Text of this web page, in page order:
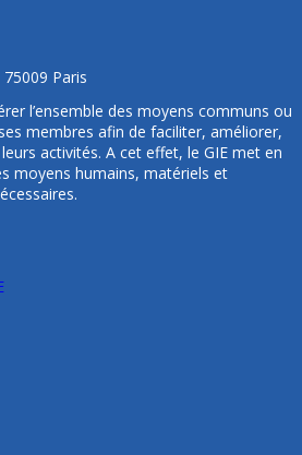
Paris
l’ensemble des moyens communs ou
membres afin de faciliter, améliorer,
activités. A cet effet, le GIE met en
moyens humains, matériels et